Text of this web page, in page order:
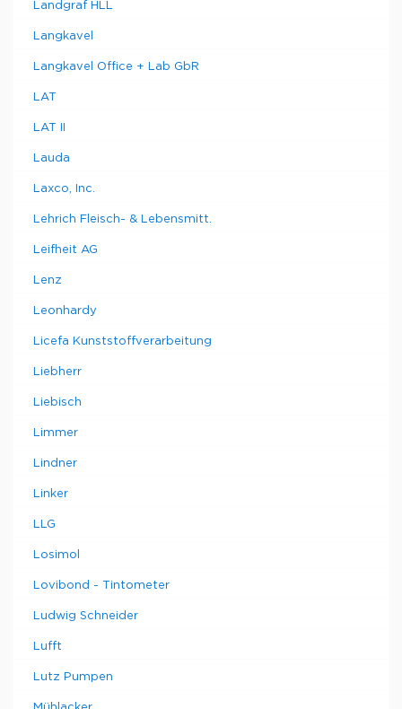
Landgraf HLL
Langkavel
Langkavel Office + Lab GbR
LAT
LAT II
Lauda
Laxco, Inc.
Lehrich Fleisch- & Lebensmitt.
Leifheit AG
Lenz
Leonhardy
Licefa Kunststoffverarbeitung
Liebherr
Liebisch
Limmer
Lindner
Linker
LLG
Losimol
Lovibond - Tintometer
Ludwig Schneider
Lufft
Lutz Pumpen